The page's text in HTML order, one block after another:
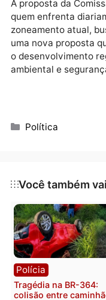
decisivo no
Socioeconômico-
Foto: Assessoria
A audiência
políticas,
técnicos,
contribuir com um
eficiente.